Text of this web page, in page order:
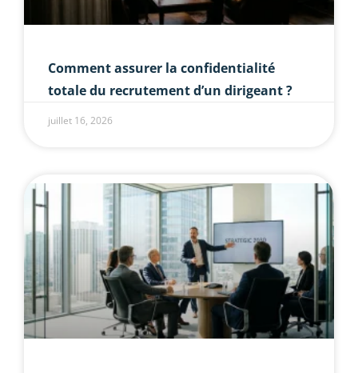
Comment assurer la confidentialité
totale du recrutement d’un dirigeant ?
juillet 16, 2026